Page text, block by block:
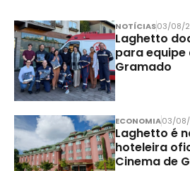
NOTÍCIAS03/08/
Laghetto
para equipe
Gramado
ECONOMIA03/
Laghetto é
hoteleira
Cinema de